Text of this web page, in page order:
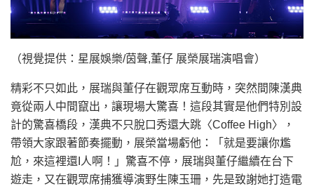
（視覺提供：星展娛樂/茵聲,董仔 展榮展瑞演唱會）
精彩不只如此，展瑞與董仔在觀眾席互動時，突然間陳漢典
竟從兩人中間竄出，讓現場大驚喜！這段其實是他們特別設
計的驚喜橋段，漢典不只脫口秀還大跳〈Coffee High〉，
帶領大家跟著節奏擺動，展榮當場虧他：「就是要讓你尷
尬，來這裡還I人啊！」驚喜不停，展瑞與董仔繼續在台下
遊走，又在觀眾席捕獲導演野生陳玉珊，先是致謝她打造電